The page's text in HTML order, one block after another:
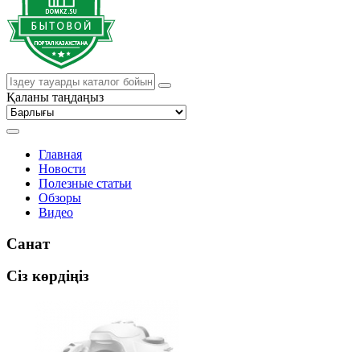
Қаланы таңдаңыз
Главная
Новости
Полезные статьи
Обзоры
Видео
Санат
Сіз көрдіңіз